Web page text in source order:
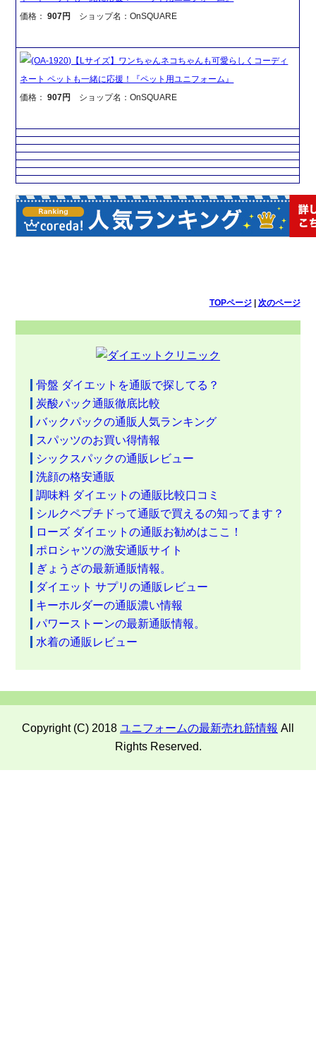
価格：907円 ショップ名：OnSQUARE
(OA-1920)【Lサイズ】ワンちゃんネコちゃんも可愛らしくコーディ
ネート ペットも一緒に応援！『ペット用ユニフォーム』
価格：907円 ショップ名：OnSQUARE
TOPページ| 次のページ
骨盤 ダイエットを通販で探してる？
炭酸パック通販徹底比較
バックパックの通販人気ランキング
スパッツのお買い得情報
シックスパックの通販レビュー
洗顔の格安通販
調味料 ダイエットの通販比較口コミ
シルクペプチドって通販で買えるの知ってます？
ローズ ダイエットの通販お勧めはここ！
ポロシャツの激安通販サイト
ぎょうざの最新通販情報。
ダイエット サプリの通販レビュー
キーホルダーの通販濃い情報
パワーストーンの最新通販情報。
水着の通販レビュー
Copyright (C) 2018 ユニフォームの最新売れ筋情報 All
Rights Reserved.